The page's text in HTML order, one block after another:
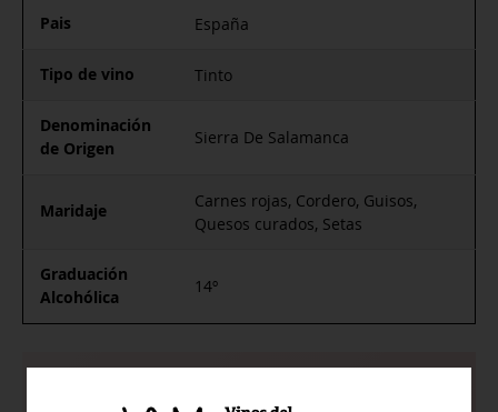
Pais España
Tipo de vino Tinto
Denominación
de Origen
Sierra De Salamanca
Maridaje
Carnes rojas, Cordero, Guisos,
Quesos curados, Setas
Graduación
Alcohólica
14º